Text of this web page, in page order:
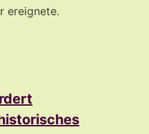
ereignete.